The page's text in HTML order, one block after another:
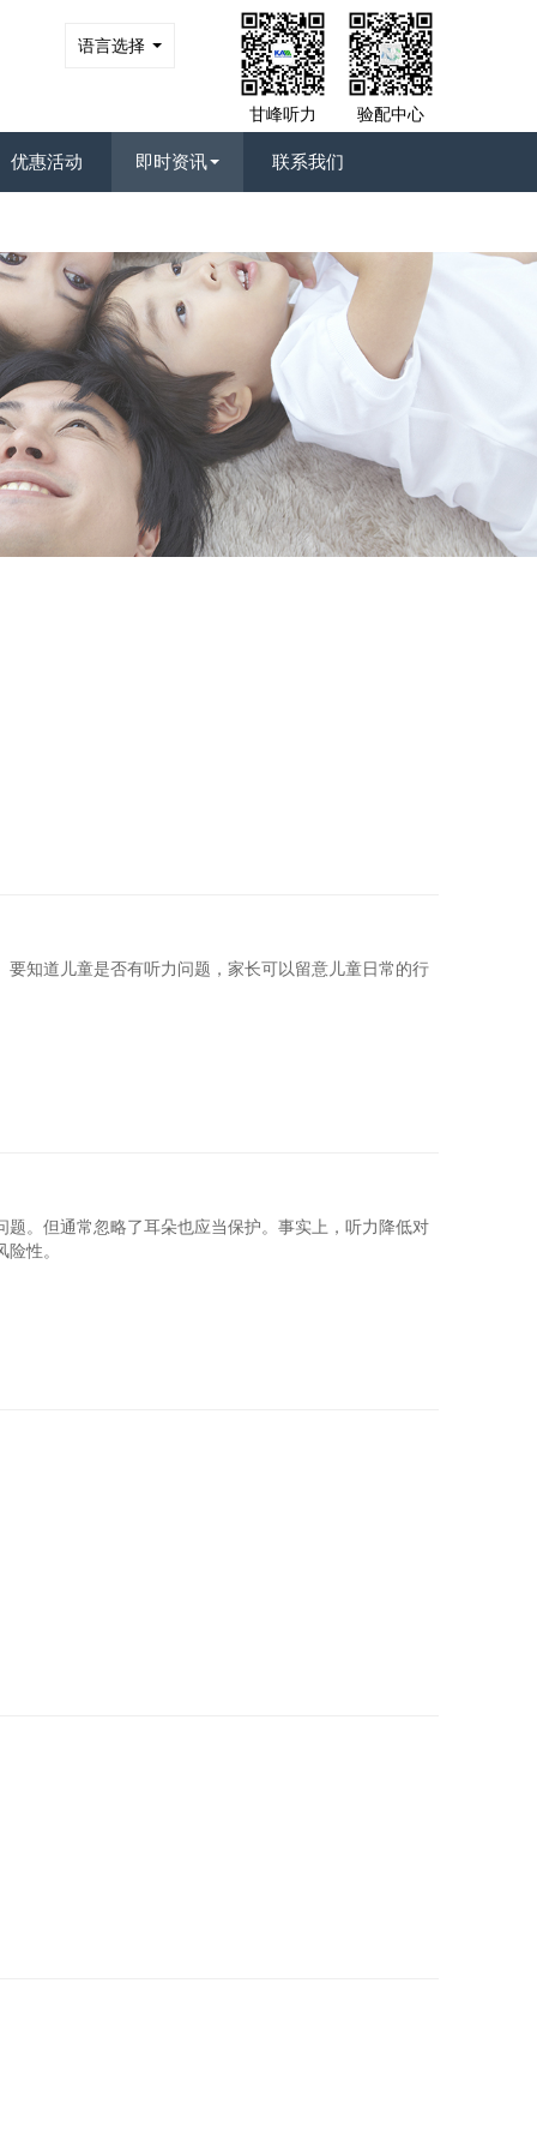
甘峰听力 验配中心
语言选择
优惠活动 即时资讯 联系我们
知道儿童是否有听力问题，家长可以留意儿童日常的行
。但通常忽略了耳朵也应当保护。事实上，听力降低对
性。